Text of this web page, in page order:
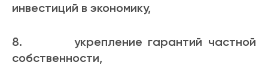
инвестиций в экономику,
8. укрепление гарантий частной
собственности,